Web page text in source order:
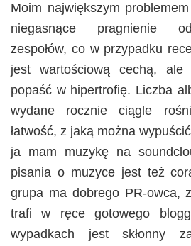
Moim największym
niegasnące pragnienie
zespołów, co w przypadku
jest wartościową cechą,
popaść w hipertrofię. Liczba
wydane rocznie ciągle
łatwość, z jaką można
ja mam muzykę na
pisania o muzyce jest też
grupa ma dobrego PR-owca,
trafi w ręce gotowego
wypadkach jest skłonny